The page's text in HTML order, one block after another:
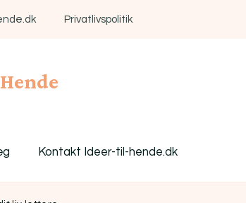
Privatlivspolitik
Kontakt Ideer-til-hende.dk